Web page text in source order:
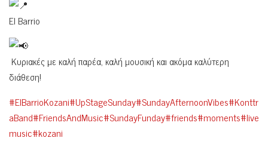
El Barrio
Κυριακές με καλή παρέα, καλή μουσική και ακόμα καλύτερη
διάθεση!
#ElBarrioKozani#UpStageSunday#SundayAfternoonVibes#Konttr
aBand#FriendsAndMusic#SundayFunday#friends#moments#live
music#kozani